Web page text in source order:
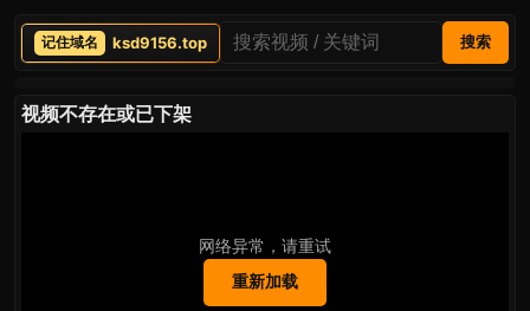
ksd9156.top 搜索
视频不存在或已下架
网络异常，请重试
重新加载